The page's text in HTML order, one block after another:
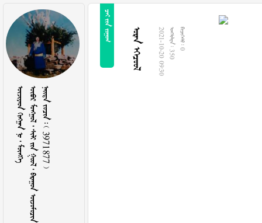
                3971877 
  
  2021-10-20 09:30  350  0